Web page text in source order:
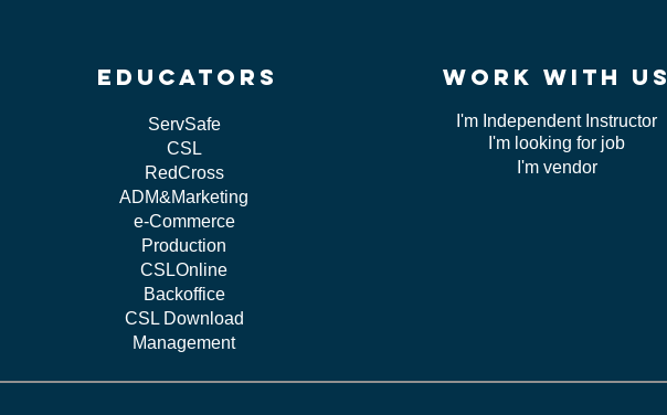
educators
ServSafe
CSL
RedCross
ADM&Marketing
e-Commerce
Production
CSLOnline
Backoffice
CSL Download
Management
work WITH US
I'm Independent Instructor
I'm looking for job
I'm vendor